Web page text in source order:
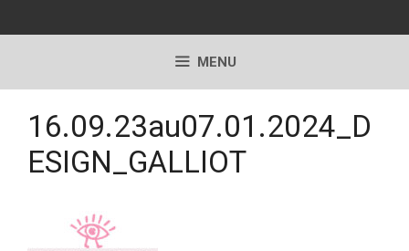
MENU
16.09.23au07.01.2024_D
ESIGN_GALLIOT